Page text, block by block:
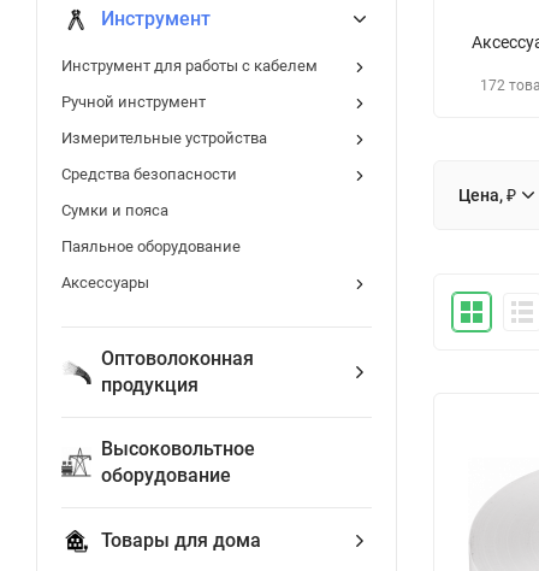
Инструмент
Инструмент для работы с кабелем
Ручной инструмент
Измерительные устройства
Средства безопасности
Сумки и пояса
Паяльное оборудование
Аксессуары
Оптоволоконная
продукция
Высоковольтное
оборудование
Товары для дома
172
Цена, ₽